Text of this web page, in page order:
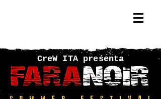
CreW ITA presenta